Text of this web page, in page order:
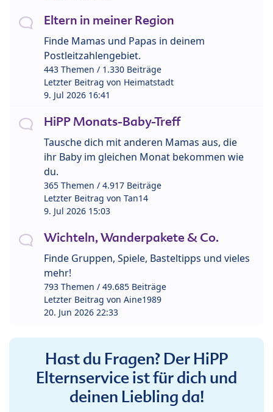
Eltern in meiner Region
Finde Mamas und Papas in deinem
Postleitzahlengebiet.
443 Themen / 1.330 Beiträge
Letzter Beitrag von Heimatstadt
9. Jul 2026 16:41
HiPP Monats-Baby-Treff
Tausche dich mit anderen Mamas aus, die
ihr Baby im gleichen Monat bekommen wie
du.
365 Themen / 4.917 Beiträge
Letzter Beitrag von Tan14
9. Jul 2026 15:03
Wichteln, Wanderpakete & Co.
Finde Gruppen, Spiele, Basteltipps und vieles
mehr!
793 Themen / 49.685 Beiträge
Letzter Beitrag von Aine1989
20. Jun 2026 22:33
Hast du Fragen? Der HiPP
Elternservice ist für dich und
deinen Liebling da!